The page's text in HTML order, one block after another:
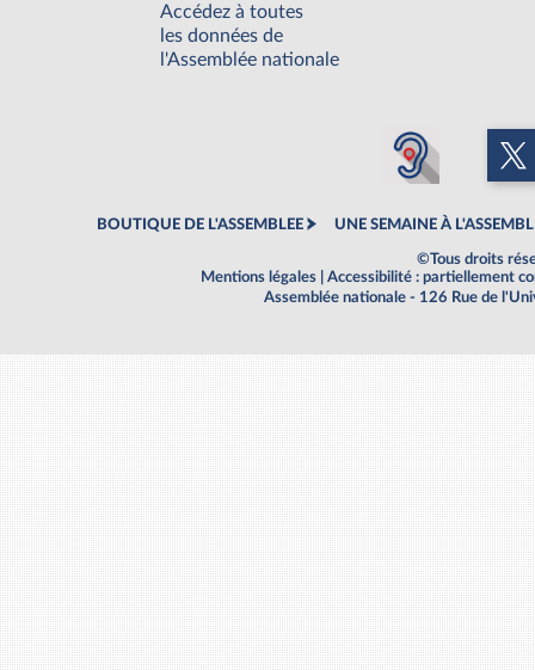
Accédez à toutes
les données de
l'Assemblée nationale
BOUTIQUE DE L'ASSEMBLEE UNE SEMAINE À
©Tous droits
Mentions légales
Accessibilité : partiellement
Assemblée nationale - 126 Rue de